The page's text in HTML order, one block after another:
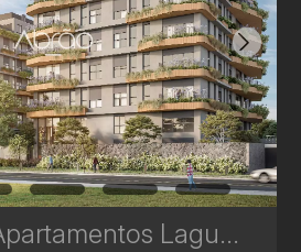
Trevi Batel: Apartamentos Laguna de Alto Padrão à venda no Batel - 3 Suítes - 200 m² | Ref. 1708